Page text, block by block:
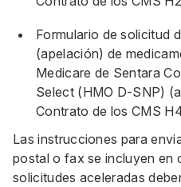
Formulario de solicitud
(apelación) de
Medicare de Sentara
Select (HMO D-SNP)
Contrato de los CMS
Las instrucciones para
postal o fax se incluyen en
solicitudes aceleradas